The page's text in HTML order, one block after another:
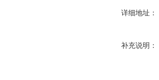
详细地址：
补充说明：